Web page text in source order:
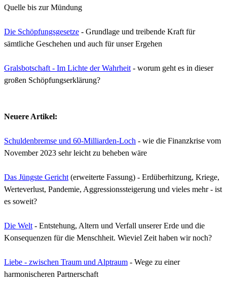
Quelle bis zur Mündung
Die Schöpfungsgesetze - Grundlage und treibende Kraft für
sämtliche Geschehen und auch für unser Ergehen
Gralsbotschaft - Im Lichte der Wahrheit - worum geht es in dieser
großen Schöpfungserklärung?
Neuere Artikel:
Schuldenbremse und 60-Milliarden-Loch - wie die Finanzkrise vom
November 2023 sehr leicht zu beheben wäre
Das Jüngste Gericht (erweiterte Fassung) - Erdüberhitzung, Kriege,
Werteverlust, Pandemie, Aggressionssteigerung und vieles mehr - ist
es soweit?
Die Welt - Entstehung, Altern und Verfall unserer Erde und die
Konsequenzen für die Menschheit. Wieviel Zeit haben wir noch?
Liebe - zwischen Traum und Alptraum - Wege zu einer
harmonischeren Partnerschaft